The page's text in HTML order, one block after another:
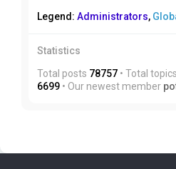
Legend: Administrators,
Statistics
Total posts 78757 • Total topics
6699 • Our newest member